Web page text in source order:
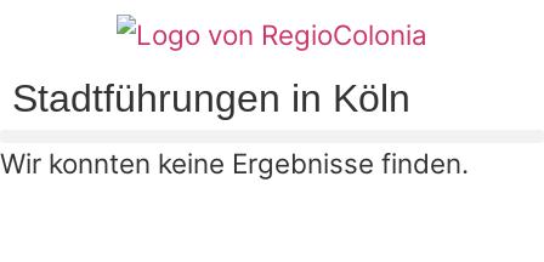
Stadtführungen in Köln
Wir konnten keine Ergebnisse finden.